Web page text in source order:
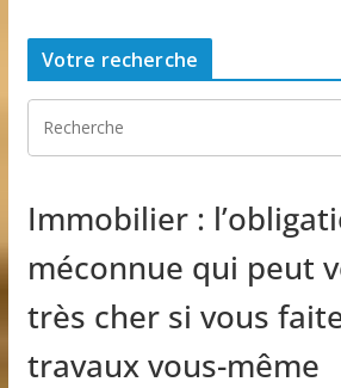
Votre recherche
Immobilier :
méconnue qui peut
très cher si vous
travaux vous-même